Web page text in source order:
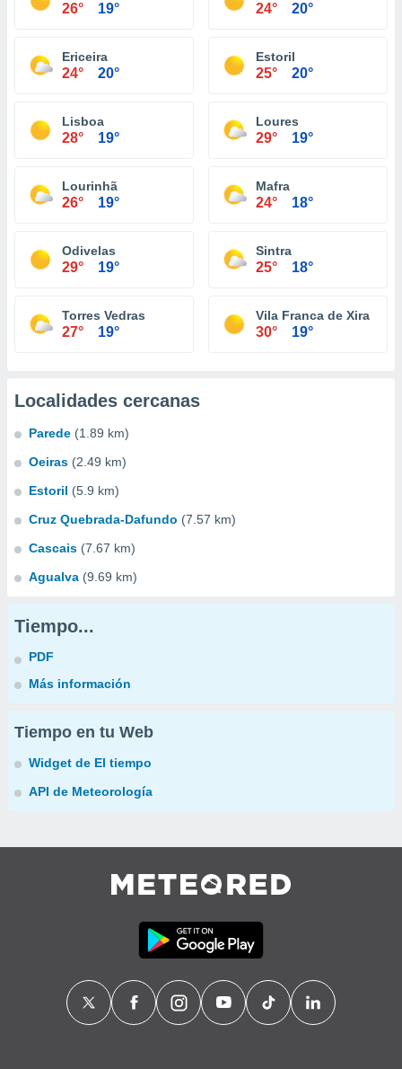
26° 19° 24° 20°
Ericeira
24° 20°
Estoril
25° 20°
Lisboa
28° 19°
Loures
29° 19°
Lourinhã
26° 19°
Mafra
24° 18°
Odivelas
29° 19°
Sintra
25° 18°
Torres Vedras
27° 19°
Vila Franca de Xira
30° 19°
Localidades cercanas
Parede (1.89 km)
Oeiras (2.49 km)
Estoril (5.9 km)
Cruz Quebrada-Dafundo (7.57 km)
Cascais (7.67 km)
Agualva (9.69 km)
Tiempo...
PDF
Más información
Tiempo en tu Web
Widget de El tiempo
API de Meteorología